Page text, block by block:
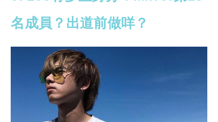
名成員？出道前做咩？